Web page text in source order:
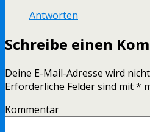
Antworten
Schreibe einen
Deine E-Mail-Adresse wird
Erforderliche Felder sind mit*
Kommentar